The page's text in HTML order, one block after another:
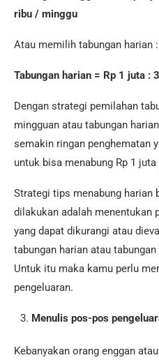
ribu / minggu
Atau memilih tabungan harian :
Tabungan harian = Rp 1 juta
Dengan strategi pemilahan
mingguan atau tabungan
semakin ringan penghematan
untuk bisa menabung Rp 1 juta
Strategi tips menabung harian
dilakukan adalah menentukan
yang dapat dikurangi atau
tabungan harian atau
Untuk itu maka kamu perlu
pengeluaran.
Menulis pos-pos
Kebanyakan orang enggan